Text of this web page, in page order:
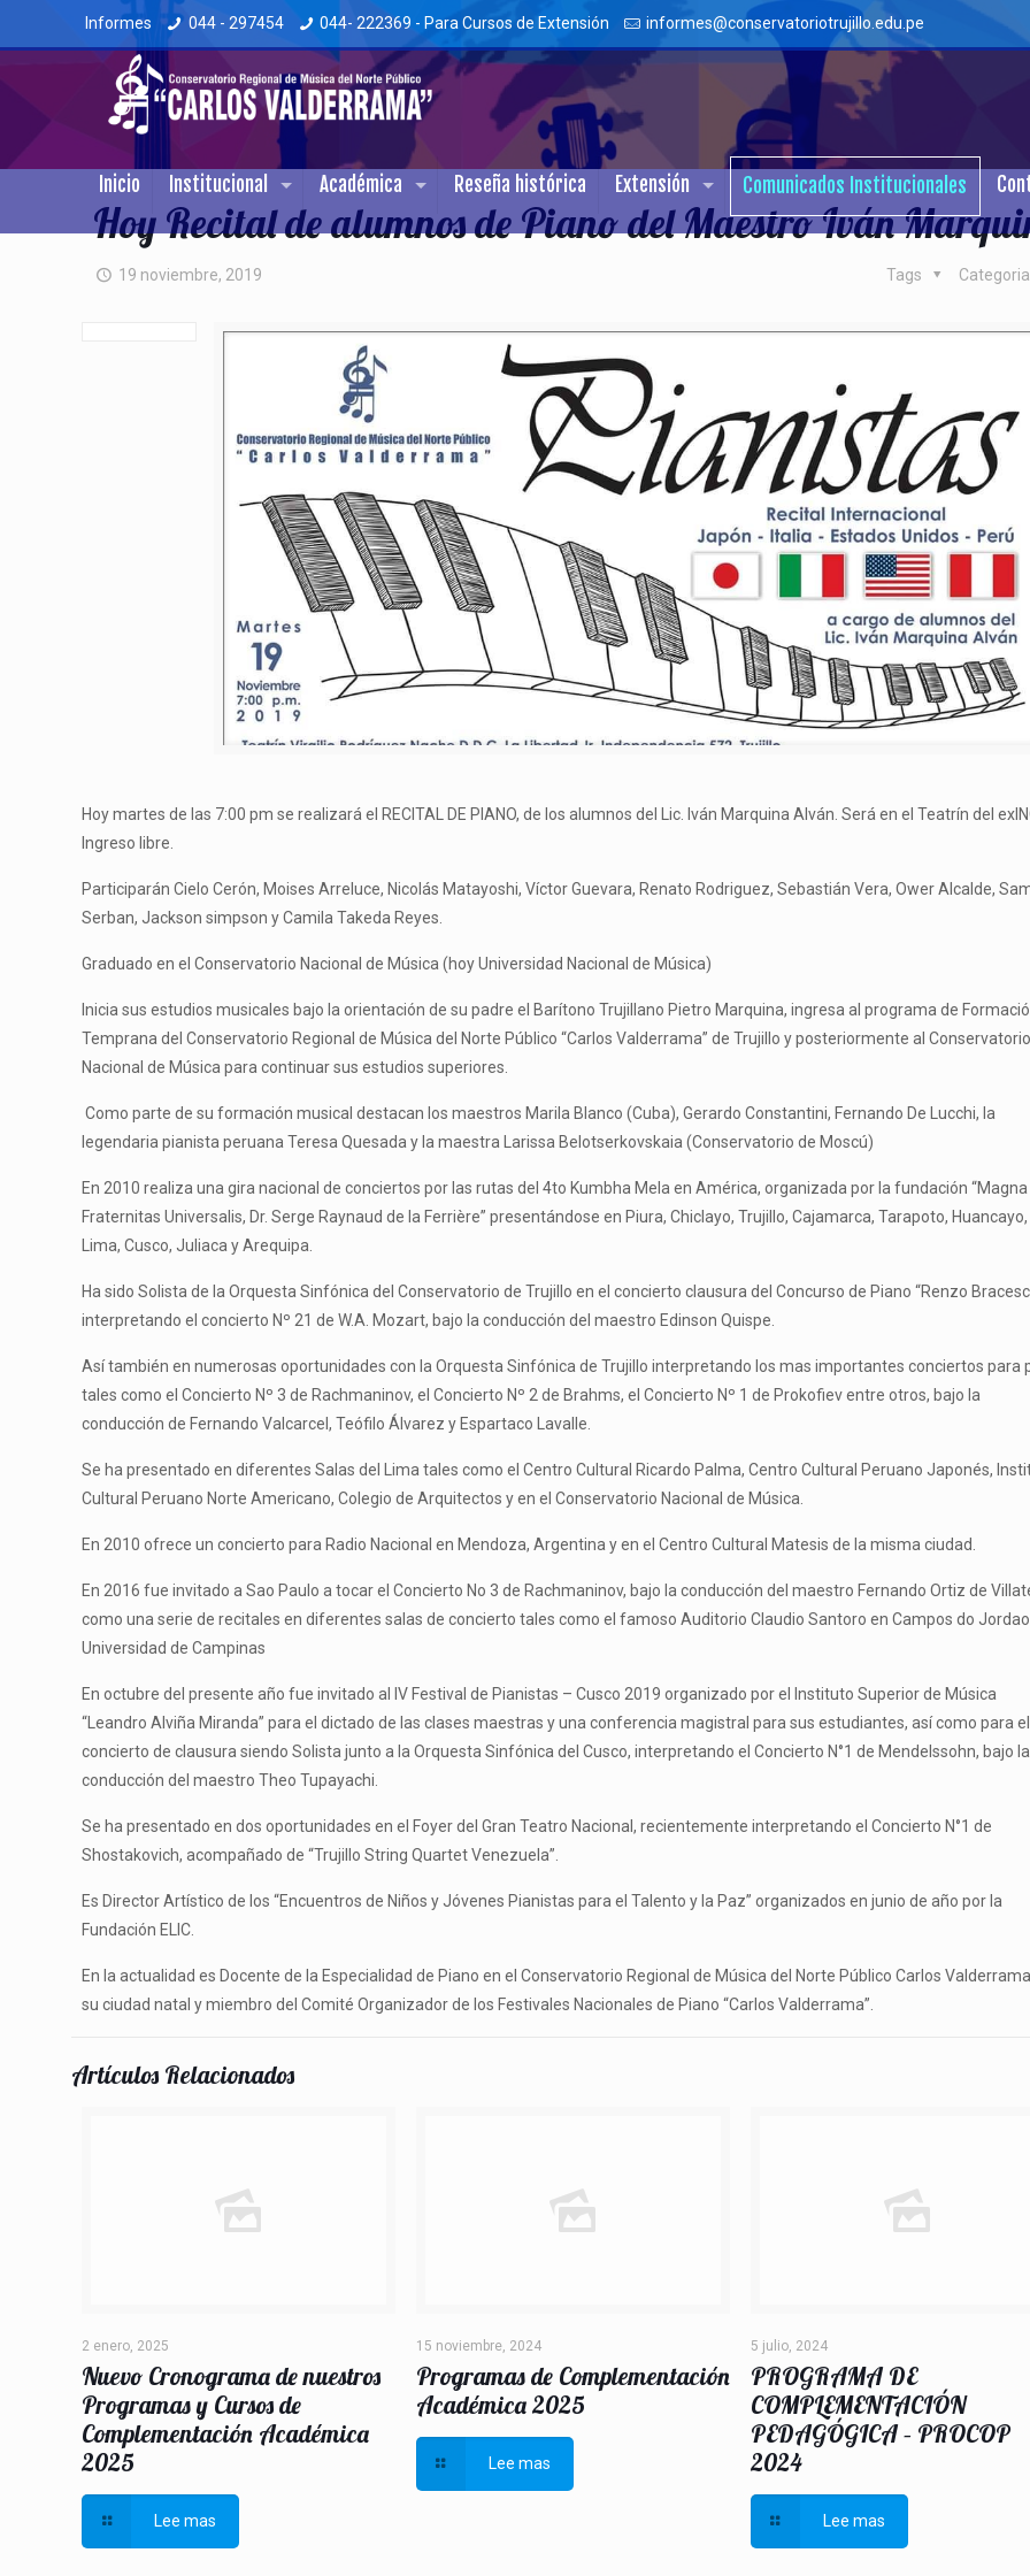
Informes 044 - 297454 044- 222369 - Para Cursos de Extensión informes@conservatoriotrujillo.edu.pe
Inicio Institucional Académica Reseña histórica Extensión Comunicados Institucionales
Hoy Recital de alumnos de Piano del Maestro Iván
19 noviembre, 2019 Tags
Hoy martes de las 7:00 pm se realizará el RECITAL DE PIANO, de los alumnos del Lic. Iván Marquina Alván. Será en el Teatrín del
Ingreso libre.
Participarán Cielo Cerón, Moises Arreluce, Nicolás Matayoshi, Víctor Guevara, Renato Rodriguez, Sebastián Vera, Ower Alcalde,
Serban, Jackson simpson y Camila Takeda Reyes.
Graduado en el Conservatorio Nacional de Música (hoy Universidad Nacional de Música)
Inicia sus estudios musicales bajo la orientación de su padre el Barítono Trujillano Pietro Marquina, ingresa al programa de
Temprana del Conservatorio Regional de Música del Norte Público “Carlos Valderrama” de Trujillo y posteriormente al Conservatorio
Nacional de Música para continuar sus estudios superiores.
Como parte de su formación musical destacan los maestros Marila Blanco (Cuba), Gerardo Constantini, Fernando De Lucchi, la
legendaria pianista peruana Teresa Quesada y la maestra Larissa Belotserkovskaia (Conservatorio de Moscú)
En 2010 realiza una gira nacional de conciertos por las rutas del 4to Kumbha Mela en América, organizada por la fundación “Magna
Fraternitas Universalis, Dr. Serge Raynaud de la Ferrière” presentándose en Piura, Chiclayo, Trujillo, Cajamarca, Tarapoto, Huancayo,
Lima, Cusco, Juliaca y Arequipa.
Ha sido Solista de la Orquesta Sinfónica del Conservatorio de Trujillo en el concierto clausura del Concurso de Piano “Renzo
interpretando el concierto Nº 21 de W.A. Mozart, bajo la conducción del maestro Edinson Quispe.
Así también en numerosas oportunidades con la Orquesta Sinfónica de Trujillo interpretando los mas importantes conciertos para
tales como el Concierto Nº 3 de Rachmaninov, el Concierto Nº 2 de Brahms, el Concierto Nº 1 de Prokofiev entre otros, bajo la
conducción de Fernando Valcarcel, Teófilo Álvarez y Espartaco Lavalle.
Se ha presentado en diferentes Salas del Lima tales como el Centro Cultural Ricardo Palma, Centro Cultural Peruano Japonés,
Cultural Peruano Norte Americano, Colegio de Arquitectos y en el Conservatorio Nacional de Música.
En 2010 ofrece un concierto para Radio Nacional en Mendoza, Argentina y en el Centro Cultural Matesis de la misma ciudad.
En 2016 fue invitado a Sao Paulo a tocar el Concierto No 3 de Rachmaninov, bajo la conducción del maestro Fernando Ortiz de
como una serie de recitales en diferentes salas de concierto tales como el famoso Auditorio Claudio Santoro en Campos do Jordao
Universidad de Campinas
En octubre del presente año fue invitado al IV Festival de Pianistas – Cusco 2019 organizado por el Instituto Superior de Música
“Leandro Alviña Miranda” para el dictado de las clases maestras y una conferencia magistral para sus estudiantes, así como para el
concierto de clausura siendo Solista junto a la Orquesta Sinfónica del Cusco, interpretando el Concierto N°1 de Mendelssohn, bajo la
conducción del maestro Theo Tupayachi.
Se ha presentado en dos oportunidades en el Foyer del Gran Teatro Nacional, recientemente interpretando el Concierto N°1 de
Shostakovich, acompañado de “Trujillo String Quartet Venezuela”.
Es Director Artístico de los “Encuentros de Niños y Jóvenes Pianistas para el Talento y la Paz” organizados en junio de año por la
Fundación ELIC.
En la actualidad es Docente de la Especialidad de Piano en el Conservatorio Regional de Música del Norte Público Carlos
su ciudad natal y miembro del Comité Organizador de los Festivales Nacionales de Piano “Carlos Valderrama”.
Artículos Relacionados
2 enero, 2025
Nuevo Cronograma de nuestros
Programas y Cursos de
Complementación Académica
2025
Lee mas
15 noviembre, 2024
Programas de Complementación
Académica 2025
Lee mas
5 julio, 2024
PROGRAMA DE
COMPLEMENTACIÓN
PEDAGÓGICA – PROCOP
2024
Lee mas